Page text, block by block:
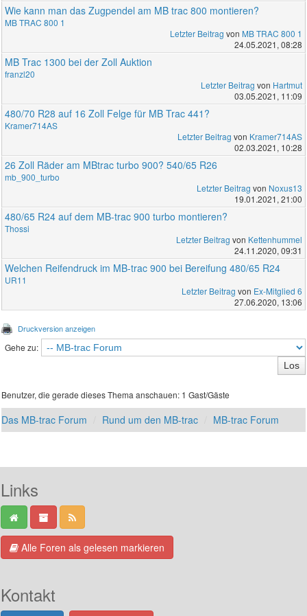
Wie kann man das Zugpendel am MB trac 800 montieren?
MB TRAC 800 1
Letzter Beitrag von MB TRAC 800 1
24.05.2021, 08:28
MB Trac 1300 bei der Zoll Auktion
franzl20
Letzter Beitrag von Hartmut
03.05.2021, 11:09
480/70 R28 auf 16 Zoll Felge für MB Trac 441?
Kramer714AS
Letzter Beitrag von Kramer714AS
02.03.2021, 10:28
26 Zoll Räder am MBtrac turbo 900? 540/65 R26
mb_900_turbo
Letzter Beitrag von Noxus13
19.01.2021, 21:00
480/65 R24 auf dem MB-trac 900 turbo montieren?
Thossi
Letzter Beitrag von Kettenhummel
24.11.2020, 09:31
Welchen Reifendruck im MB-trac 900 bei Bereifung 480/65 R24
UR11
Letzter Beitrag von Ex-Mitglied 6
27.06.2020, 13:06
Druckversion anzeigen
Gehe zu:
Benutzer, die gerade dieses Thema anschauen: 1 Gast/Gäste
Das MB-trac Forum Rund um den MB-trac MB-trac Forum
Links
Alle Foren als gelesen markieren
Kontakt